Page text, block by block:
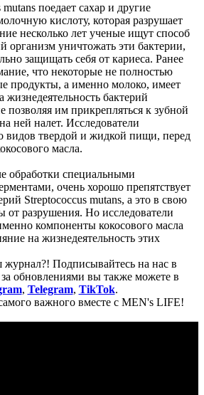
поедает сахар и другие
кислоту, которая разрушает
несколько лет ученые ищут способ
организм уничтожать эти бактерии,
защищать себя от кариеса. Ранее
что некоторые не полностью
продукты, а именно молоко, имеет
жизнедеятельность бактерий
позволяя им прикрепляться к зубной
ней налет. Исследователи
видов твердой и жидкой пищи, перед
масла.
обработки специальными
очень хорошо препятствует
Streptococcus mutans, а это в свою
от разрушения. Но исследователи
компоненты кокосового масла
на жизнедеятельность этих
Подписывайтесь на нас в
обновлениями вы также можете в
, Telegram, TikTok.
важного вместе с MEN's LIFE!